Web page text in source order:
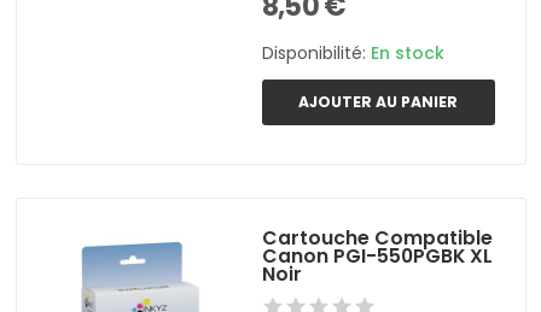
Disponibilité: En stock
AJOUTER AU PANIER
Cartouche Compatible
Canon PGI-550PGBK XL
Noir